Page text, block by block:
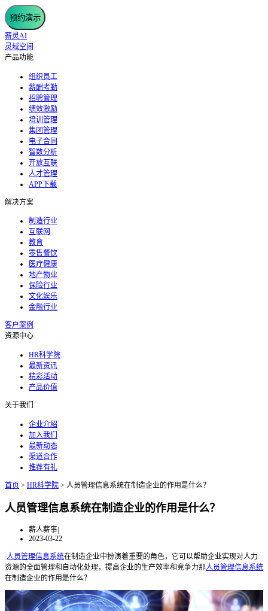
预约演示
薪灵AI
灵域空间
产品功能
组织员工
薪酬考勤
招聘管理
绩效激励
培训管理
集团管理
电子合同
智数分析
开放互联
人才管理
APP下载
解决方案
制造行业
互联网
教育
零售餐饮
医疗健康
地产物业
保险行业
文化娱乐
金融行业
客户案例
资源中心
HR科学院
最新资讯
精彩活动
产品价值
关于我们
企业介绍
加入我们
最新动态
渠道合作
推荐有礼
首页 > HR科学院 > 人员管理信息系统在制造企业的作用是什么？
人员管理信息系统在制造企业的作用是什么？
薪人薪事|
2023-03-22
人员管理信息系统在制造企业中扮演着重要的角色，它可以帮助企业实现对人力
资源的全面管理和自动化处理，提高企业的生产效率和竞争力那人员管理信息系统
在制造企业的作用是什么？